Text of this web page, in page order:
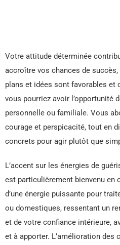
Votre attitude déterminée
accroître vos chances de
plans et idées sont favorables et
vous pourriez avoir l’opportunité
personnelle ou familiale. Vous
courage et perspicacité, tout en
concrets pour agir plutôt que
L’accent sur les énergies de
est particulièrement bienvenu en
d’une énergie puissante pour
ou domestiques, ressentant un
et de votre confiance intérieure,
et à apporter. L’amélioration des